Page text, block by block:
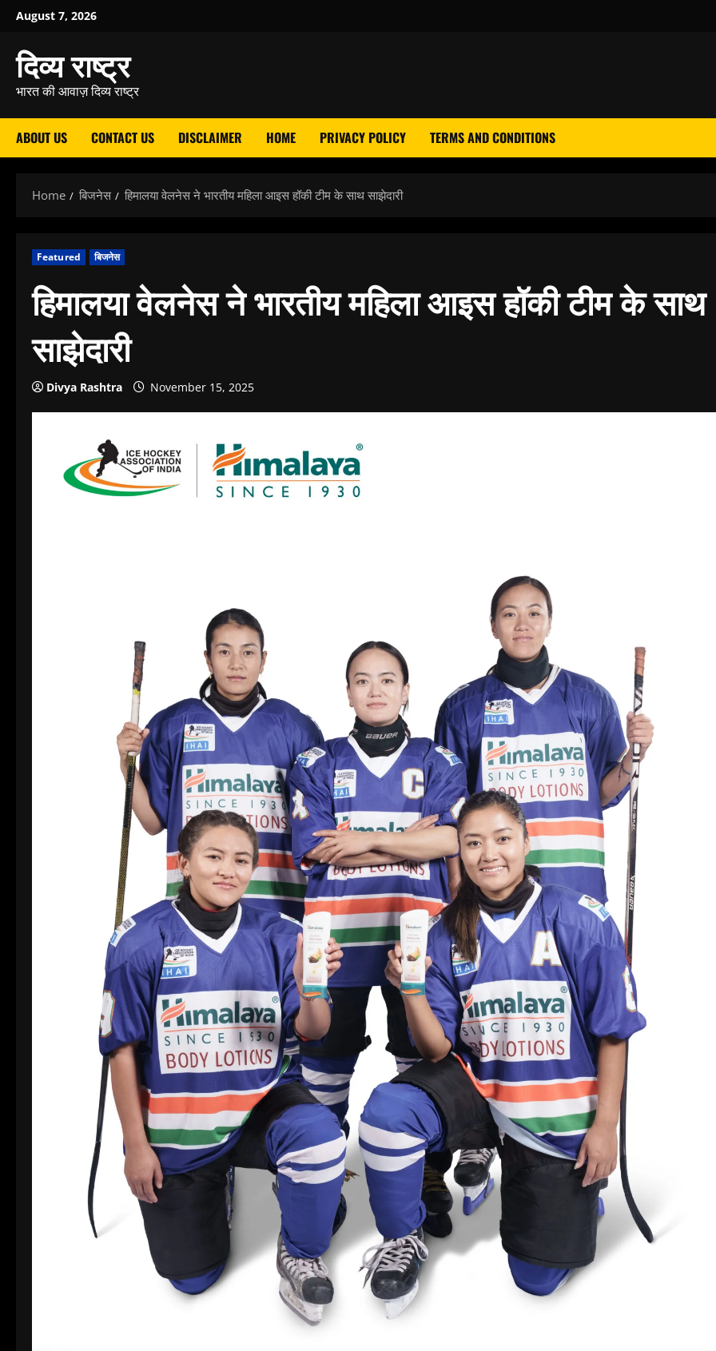
Skip
content
August 7, 2026
दिव्य राष्ट्र
भारत की आवाज़ दिव्य राष्ट्र
ABOUT US CONTACT US DISCLAIMER HOME PRIVACY POLICY TERMS AND CONDITIONS
Home बिजनेस हिमालया वेलनेस ने भारतीय महिला आइस हॉकी टीम के साथ साझेदारी
Featured बिजनेस
हिमालया वेलनेस ने भारतीय महिला आइस हॉकी टीम के साथ
साझेदारी
Divya Rashtra November 15, 2025